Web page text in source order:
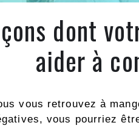
dont
aider à
vous retrouvez à
vous pourriez